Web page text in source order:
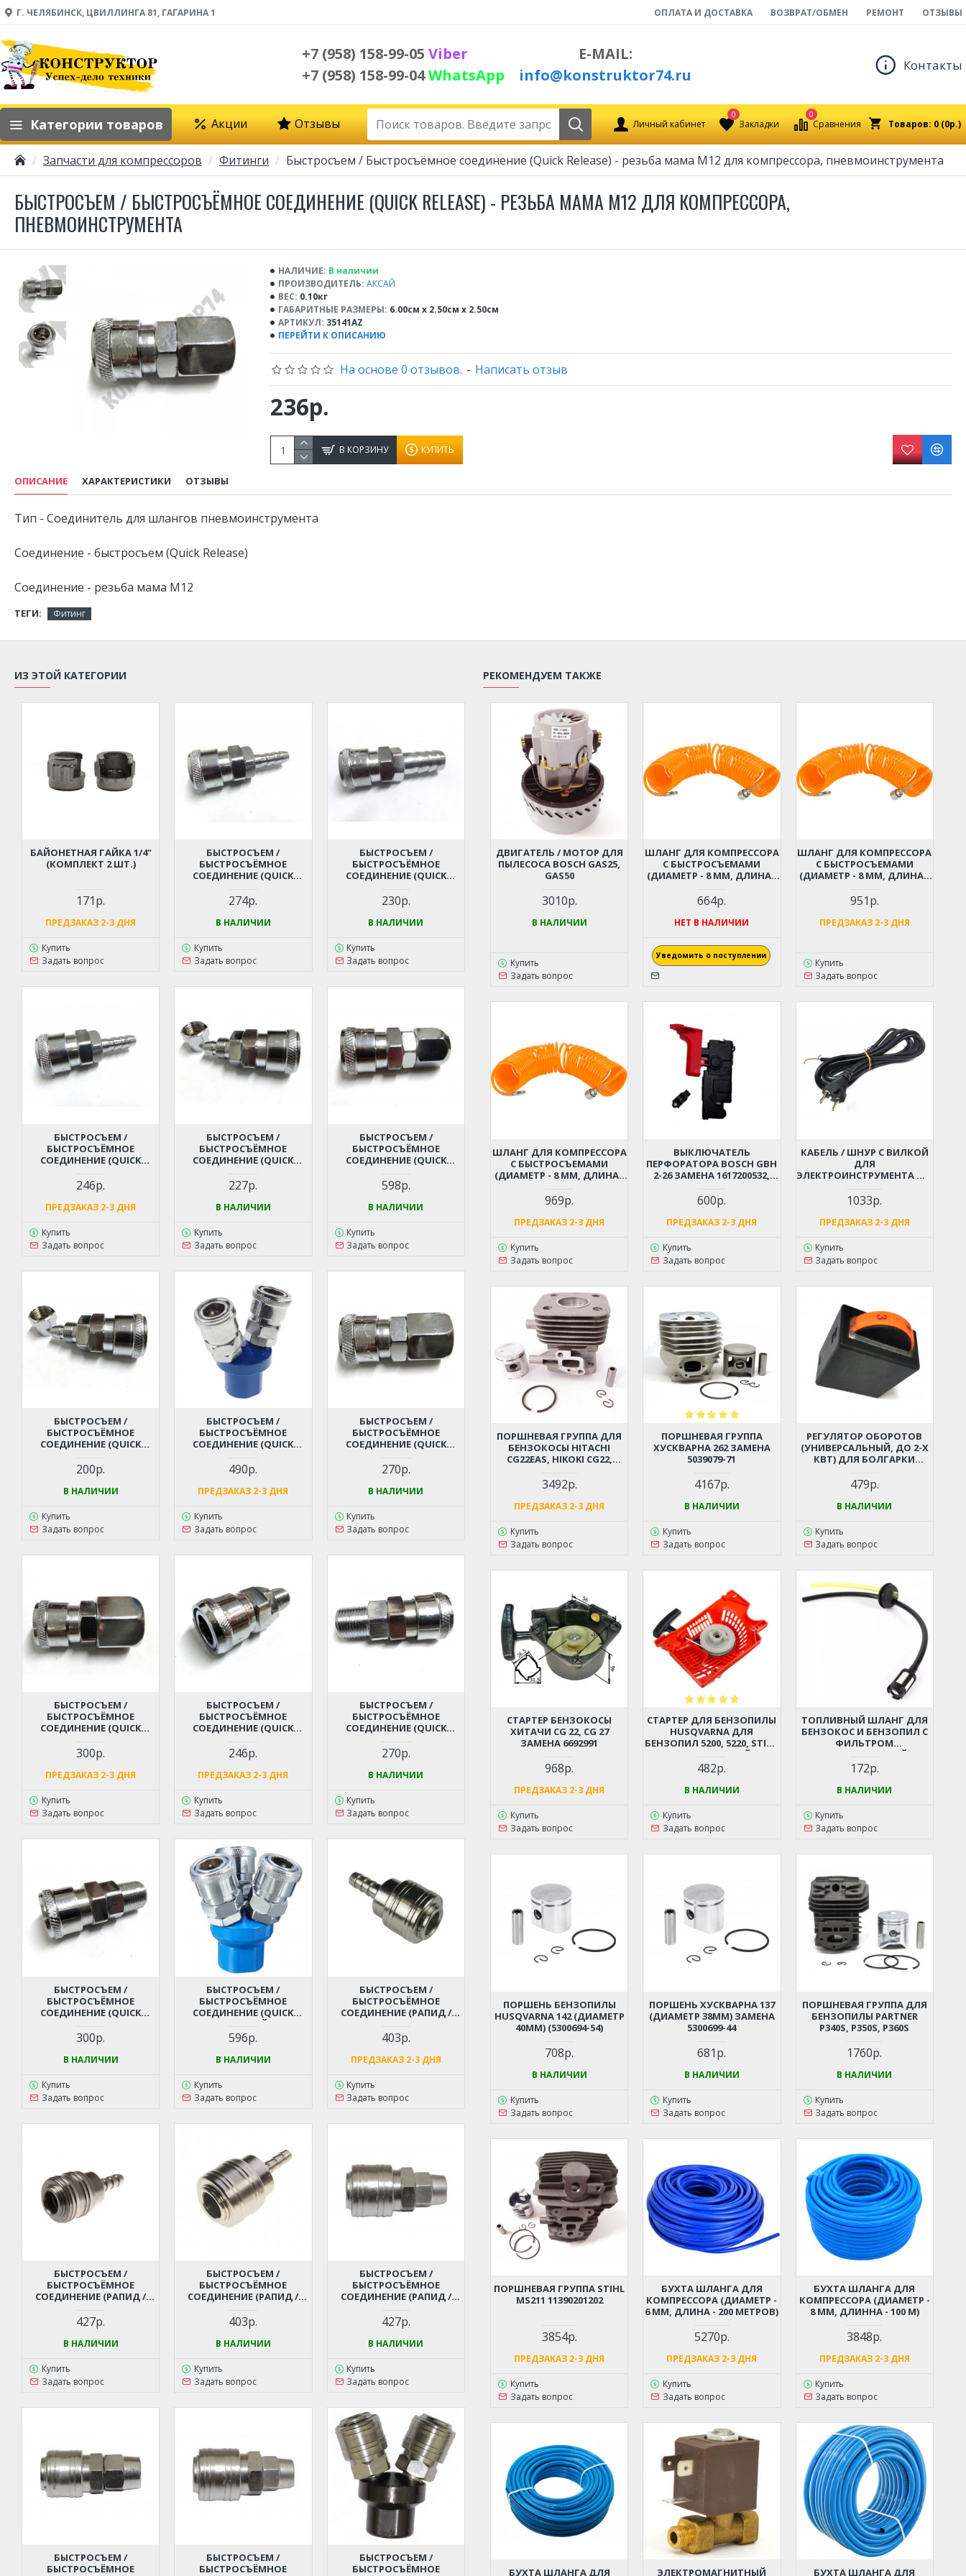
Г. ЧЕЛЯБИНСК, ЦВИЛЛИНГА 81, ГАГАРИНА 1 ОПЛАТА И ДОСТАВКА ВОЗВРАТ/ОБМЕН РЕМОНТ ОТЗЫВЫ
+7 (958) 158-99-05 Viber
+7 (958) 158-99-04WhatsApp
E-MAIL:
info@konstruktor74.ru
Контакты
Категории товаров Акции Отзывы Личный кабинет Закладки
0
Сравнения
0
Товаров: 0 (0р.)
Запчасти для компрессоров Фитинги Быстросъем / Быстросъёмное соединение (Quick Release) - резьба мама М12 для компрессора, пневмоинструмента
БЫСТРОСЪЕМ / БЫСТРОСЪЁМНОЕ СОЕДИНЕНИЕ (QUICK RELEASE) - РЕЗЬБА МАМА М12 ДЛЯ КОМПРЕССОРА,
ПНЕВМОИНСТРУМЕНТА
НАЛИЧИЕ: В наличии
ПРОИЗВОДИТЕЛЬ: АКСАЙ
ВЕС: 0.10кг
ГАБАРИТНЫЕ РАЗМЕРЫ: 6.00см x 2.50см x 2.50см
АРТИКУЛ: 35141AZ
ПЕРЕЙТИ К ОПИСАНИЮ
На основе 0 отзывов. - Написать отзыв
236р.
В КОРЗИНУ КУПИТЬ
ОПИСАНИЕ ХАРАКТЕРИСТИКИ ОТЗЫВЫ
Тип - Соединитель для шлангов пневмоинструмента
Соединение - быстросъем (Quick Release)
Соединение - резьба мама М12
ТЕГИ: Фитинг
ИЗ ЭТОЙ КАТЕГОРИИ
БАЙОНЕТНАЯ ГАЙКА 1/4"
(КОМПЛЕКТ 2 ШТ.)
171р.
ПРЕДЗАКАЗ 2-3 ДНЯ
Купить
Задать вопрос
БЫСТРОСЪЕМ /
БЫСТРОСЪЁМНОЕ
СОЕДИНЕНИЕ (QUICK
ДЛЯ КОМПРЕССОРА,
ПНЕВМОИНСТРУМЕНТА
274р.
В НАЛИЧИИ
Купить
Задать вопрос
БЫСТРОСЪЕМ /
БЫСТРОСЪЁМНОЕ
СОЕДИНЕНИЕ (QUICK
ДЛЯ КОМПРЕССОРА,
ПНЕВМОИНСТРУМЕНТА
230р.
В НАЛИЧИИ
Купить
Задать вопрос
БЫСТРОСЪЕМ /
БЫСТРОСЪЁМНОЕ
СОЕДИНЕНИЕ (QUICK
ДЛЯ КОМПРЕССОРА,
ПНЕВМОИНСТРУМЕНТА
246р.
ПРЕДЗАКАЗ 2-3 ДНЯ
Купить
Задать вопрос
БЫСТРОСЪЕМ /
БЫСТРОСЪЁМНОЕ
СОЕДИНЕНИЕ (QUICK
ШЛАНГ 10 ММ ДЛЯ
КОМПРЕССОРА,
ПНЕВМОИНСТРУМЕНТА
227р.
В НАЛИЧИИ
Купить
Задать вопрос
БЫСТРОСЪЕМ /
БЫСТРОСЪЁМНОЕ
СОЕДИНЕНИЕ (QUICK
ШЛАНГ 12 ММ ДЛЯ
КОМПРЕССОРА,
ПНЕВМОИНСТРУМЕНТА
598р.
В НАЛИЧИИ
Купить
Задать вопрос
БЫСТРОСЪЕМ /
БЫСТРОСЪЁМНОЕ
СОЕДИНЕНИЕ (QUICK
ШЛАНГ 8 ММ ДЛЯ
КОМПРЕССОРА,
ПНЕВМОИНСТРУМЕНТА
200р.
В НАЛИЧИИ
Купить
Задать вопрос
БЫСТРОСЪЕМ /
БЫСТРОСЪЁМНОЕ
СОЕДИНЕНИЕ (QUICK
РЕЗЬБА МАМА 1/4" ДЛЯ
КОМПРЕССОРА,
ПНЕВМОИНСТРУМЕНТА
490р.
ПРЕДЗАКАЗ 2-3 ДНЯ
Купить
Задать вопрос
БЫСТРОСЪЕМ /
БЫСТРОСЪЁМНОЕ
СОЕДИНЕНИЕ (QUICK
М16 ДЛЯ КОМПРЕССОРА,
ПНЕВМОИНСТРУМЕНТА
270р.
В НАЛИЧИИ
Купить
Задать вопрос
БЫСТРОСЪЕМ /
БЫСТРОСЪЁМНОЕ
СОЕДИНЕНИЕ (QUICK
М20 ДЛЯ КОМПРЕССОРА,
ПНЕВМОИНСТРУМЕНТА
300р.
ПРЕДЗАКАЗ 2-3 ДНЯ
Купить
Задать вопрос
БЫСТРОСЪЕМ /
БЫСТРОСЪЁМНОЕ
СОЕДИНЕНИЕ (QUICK
ДЛЯ КОМПРЕССОРА,
ПНЕВМОИНСТРУМЕНТА
246р.
ПРЕДЗАКАЗ 2-3 ДНЯ
Купить
Задать вопрос
БЫСТРОСЪЕМ /
БЫСТРОСЪЁМНОЕ
СОЕДИНЕНИЕ (QUICK
ДЛЯ КОМПРЕССОРА,
ПНЕВМОИНСТРУМЕНТА
270р.
В НАЛИЧИИ
Купить
Задать вопрос
БЫСТРОСЪЕМ /
БЫСТРОСЪЁМНОЕ
СОЕДИНЕНИЕ (QUICK
ДЛЯ КОМПРЕССОРА,
ПНЕВМОИНСТРУМЕНТА
300р.
В НАЛИЧИИ
Купить
Задать вопрос
БЫСТРОСЪЕМ /
БЫСТРОСЪЁМНОЕ
СОЕДИНЕНИЕ (QUICK
RELEASE) - ТРОЙНИК -
РЕЗЬБА МАМА 1/4 ДЛЯ
КОМПРЕССОРА,
ПНЕВМОИНСТРУМЕНТА
596р.
В НАЛИЧИИ
Купить
Задать вопрос
БЫСТРОСЪЕМ /
БЫСТРОСЪЁМНОЕ
СОЕДИНЕНИЕ (РАПИД /
КОМПРЕССОРА,
ПНЕВМОИНСТРУМЕНТА
403р.
ПРЕДЗАКАЗ 2-3 ДНЯ
Купить
Задать вопрос
БЫСТРОСЪЕМ /
БЫСТРОСЪЁМНОЕ
СОЕДИНЕНИЕ (РАПИД /
КОМПРЕССОРА,
ПНЕВМОИНСТРУМЕНТА
427р.
В НАЛИЧИИ
Купить
Задать вопрос
БЫСТРОСЪЕМ /
БЫСТРОСЪЁМНОЕ
СОЕДИНЕНИЕ (РАПИД /
КОМПРЕССОРА,
ПНЕВМОИНСТРУМЕНТА
403р.
В НАЛИЧИИ
Купить
Задать вопрос
БЫСТРОСЪЕМ /
БЫСТРОСЪЁМНОЕ
СОЕДИНЕНИЕ (РАПИД /
ШЛАНГ 10 ММ ДЛЯ
КОМПРЕССОРА,
ПНЕВМОИНСТРУМЕНТА
427р.
В НАЛИЧИИ
Купить
Задать вопрос
БЫСТРОСЪЕМ /
БЫСТРОСЪЁМНОЕ
БЫСТРОСЪЕМ /
БЫСТРОСЪЁМНОЕ
БЫСТРОСЪЕМ /
БЫСТРОСЪЁМНОЕ
РЕКОМЕНДУЕМ ТАКЖЕ
ДВИГАТЕЛЬ / МОТОР ДЛЯ
ПЫЛЕСОСА BOSCH GAS25,
GAS50
3010р.
В НАЛИЧИИ
Купить
Задать вопрос
ШЛАНГ ДЛЯ КОМПРЕССОРА
С БЫСТРОСЪЕМАМИ
(ДИАМЕТР - 8 ММ, ДЛИНА -
664р.
НЕТ В НАЛИЧИИ
Уведомить о поступлении
ШЛАНГ ДЛЯ КОМПРЕССОРА
С БЫСТРОСЪЕМАМИ
(ДИАМЕТР - 8 ММ, ДЛИНА -
951р.
ПРЕДЗАКАЗ 2-3 ДНЯ
Купить
Задать вопрос
ШЛАНГ ДЛЯ КОМПРЕССОРА
С БЫСТРОСЪЕМАМИ
(ДИАМЕТР - 8 ММ, ДЛИНА -
969р.
ПРЕДЗАКАЗ 2-3 ДНЯ
Купить
Задать вопрос
ВЫКЛЮЧАТЕЛЬ
ПЕРФОРАТОРА BOSCH GBH
2-26 ЗАМЕНА 1617200532,
600р.
ПРЕДЗАКАЗ 2-3 ДНЯ
Купить
Задать вопрос
КАБЕЛЬ / ШНУР С ВИЛКОЙ
ДЛЯ
ЭЛЕКТРОИНСТРУМЕНТА ДО
МОРОЗОСТОЙКИЙ,
МЯГКИЙ, ИЗНОСОСТОЙКАЯ
РЕЗИНА
1033р.
ПРЕДЗАКАЗ 2-3 ДНЯ
Купить
Задать вопрос
ПОРШНЕВАЯ ГРУППА ДЛЯ
БЕНЗОКОСЫ HITACHI
CG22EAS, HIKOKI CG22,
6696531)
3492р.
ПРЕДЗАКАЗ 2-3 ДНЯ
Купить
Задать вопрос
ПОРШНЕВАЯ ГРУППА
ХУСКВАРНА 262 ЗАМЕНА
5039079-71
4167р.
В НАЛИЧИИ
Купить
Задать вопрос
РЕГУЛЯТОР ОБОРОТОВ
(УНИВЕРСАЛЬНЫЙ, ДО 2-Х
КВТ) ДЛЯ БОЛГАРКИ
ЭЛЕКТРОПИЛЫ,
ПЕРФОРАТОРА, ДРЕЛИ И
ПР.
479р.
В НАЛИЧИИ
Купить
Задать вопрос
СТАРТЕР БЕНЗОКОСЫ
ХИТАЧИ CG 22, CG 27
ЗАМЕНА 6692991
968р.
ПРЕДЗАКАЗ 2-3 ДНЯ
Купить
Задать вопрос
СТАРТЕР ДЛЯ БЕНЗОПИЛЫ
HUSQVARNA ДЛЯ
БЕНЗОПИЛ 5200, 5220, STIHL
362, 440 И ДР. (КИТАЙСКИЕ
БЕНЗОПИЛЫ 45-52СМ3,
ЦЫГАНКА)
482р.
В НАЛИЧИИ
Купить
Задать вопрос
ТОПЛИВНЫЙ ШЛАНГ ДЛЯ
БЕНЗОКОС И БЕНЗОПИЛ С
ФИЛЬТРОМ
(УНИВЕРСАЛЬНЫЙ)
172р.
В НАЛИЧИИ
Купить
Задать вопрос
ПОРШЕНЬ БЕНЗОПИЛЫ
HUSQVARNA 142 (ДИАМЕТР
40ММ) (5300694-54)
708р.
В НАЛИЧИИ
Купить
Задать вопрос
ПОРШЕНЬ ХУСКВАРНА 137
(ДИАМЕТР 38ММ) ЗАМЕНА
5300699-44
681р.
В НАЛИЧИИ
Купить
Задать вопрос
ПОРШНЕВАЯ ГРУППА ДЛЯ
БЕНЗОПИЛЫ PARTNER
P340S, P350S, P360S
1760р.
В НАЛИЧИИ
Купить
Задать вопрос
ПОРШНЕВАЯ ГРУППА STIHL
MS211 11390201202
3854р.
ПРЕДЗАКАЗ 2-3 ДНЯ
Купить
Задать вопрос
БУХТА ШЛАНГА ДЛЯ
КОМПРЕССОРА (ДИАМЕТР -
6 ММ, ДЛИНА - 200 МЕТРОВ)
5270р.
ПРЕДЗАКАЗ 2-3 ДНЯ
Купить
Задать вопрос
БУХТА ШЛАНГА ДЛЯ
КОМПРЕССОРА (ДИАМЕТР -
8 ММ, ДЛИННА - 100 М)
3848р.
ПРЕДЗАКАЗ 2-3 ДНЯ
Купить
Задать вопрос
БУХТА ШЛАНГА ДЛЯ ЭЛЕКТРОМАГНИТНЫЙ БУХТА ШЛАНГА ДЛЯ